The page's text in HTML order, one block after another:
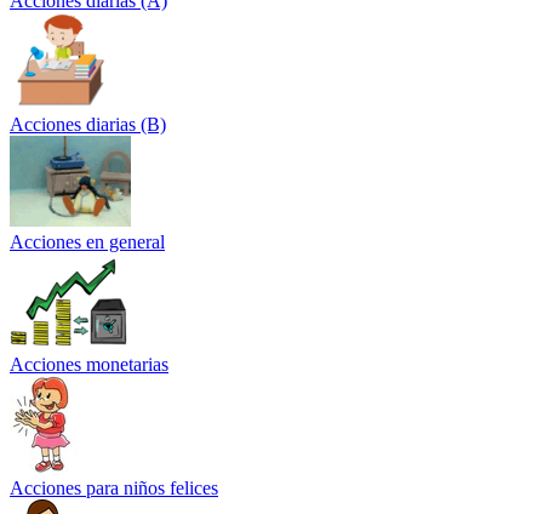
Acciones diarias (B)
Acciones en general
Acciones monetarias
Acciones para niños felices